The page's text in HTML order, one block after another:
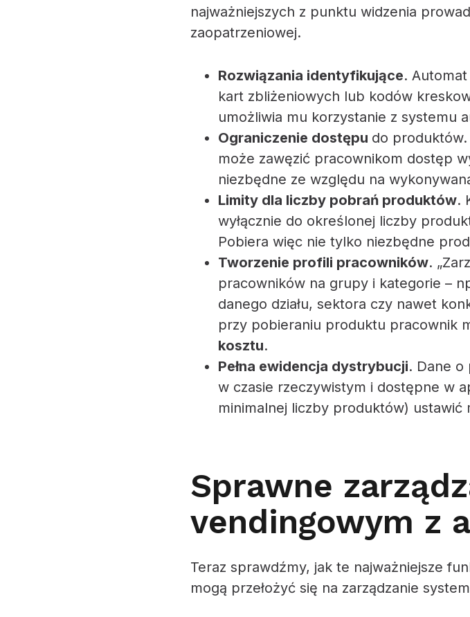
najważniejszych z punktu widzenia
zaopatrzeniowej.
Rozwiązania identyfikujące.
kart zbliżeniowych lub kodów
umożliwia mu korzystanie z systemu
Ograniczenie dostępu do
może zawęzić pracownikom dostęp
niezbędne ze względu na
Limity dla liczby pobrań produktów.
wyłącznie do określonej liczby
Pobiera więc nie tylko niezbędne
Tworzenie profili pracowników.
pracowników na grupy i kategorie –
danego działu, sektora czy nawet
przy pobieraniu produktu pracownik
kosztu.
Pełna ewidencja dystrybucji. Dane o
w czasie rzeczywistym i dostępne w
minimalnej liczby produktów) ustawić
Sprawne
vendingowym z
Teraz sprawdźmy, jak te najważniejsze
mogą przełożyć się na zarządzanie